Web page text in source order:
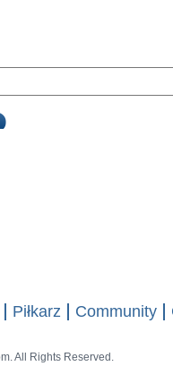
Piłkarz Community
All Rights Reserved.